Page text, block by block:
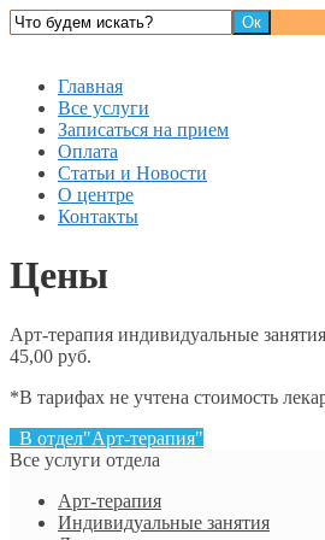
Главная
Все услуги
Записаться на прием
Оплата
Статьи и Новости
О центре
Контакты
Цены
Арт-терапия индивидуальные занятия
45,00 руб.
*В тарифах не учтена стоимость
В отдел"Арт-терапия"
Все услуги отдела
Арт-терапия
Индивидуальные занятия